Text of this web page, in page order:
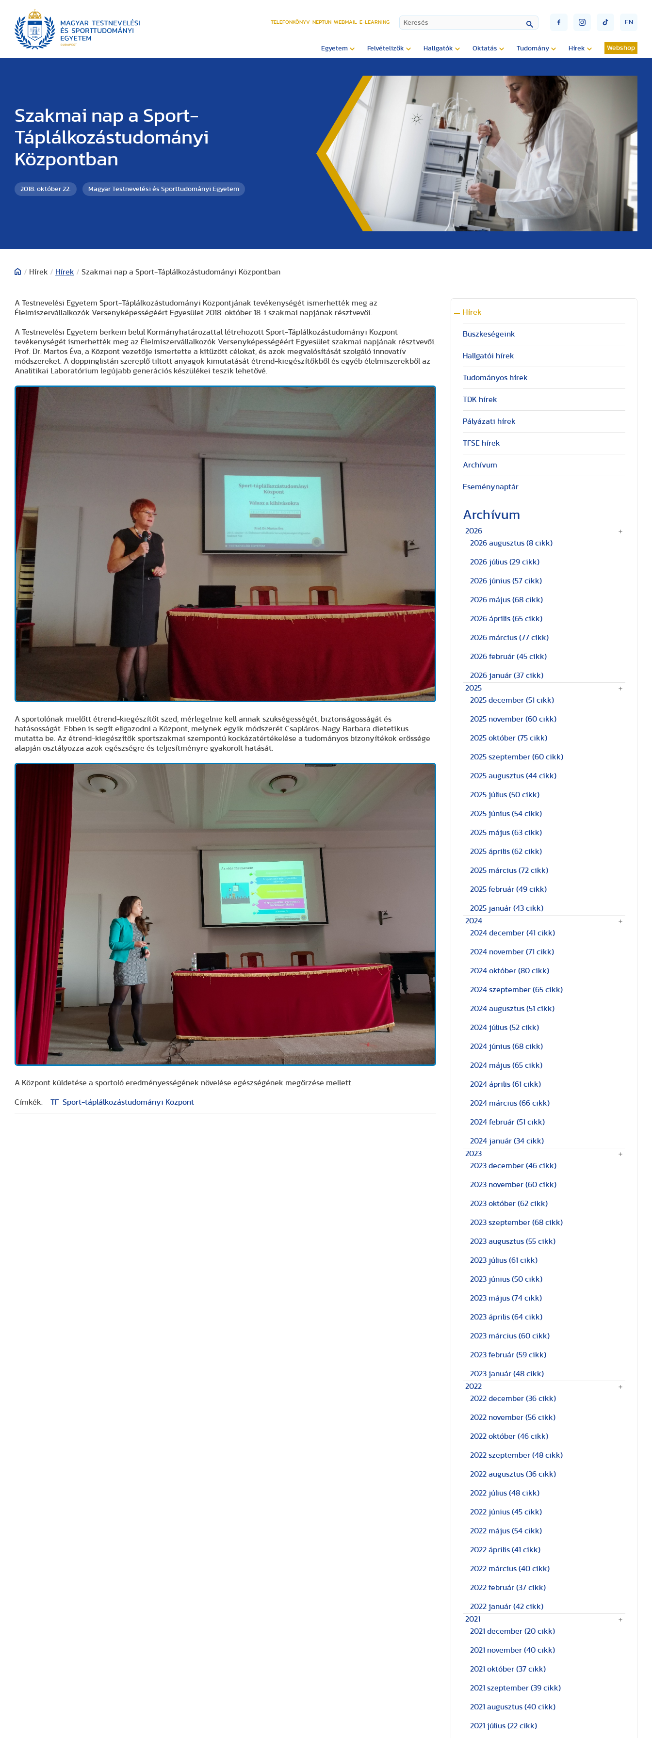
TELEFONKÖNYV NEPTUN WEBMAIL E-LEARNING EN
Egyetem Felvételizők Hallgatók Oktatás Tudomány Hírek Webshop
Szakmai nap a Sport-
Táplálkozástudományi
Központban
2018. október 22. Magyar Testnevelési és Sporttudományi Egyetem
/ Hírek / Hírek / Szakmai nap a Sport-Táplálkozástudományi Központban
A Testnevelési Egyetem Sport-Táplálkozástudományi Központjának tevékenységét ismerhették meg az
Élelmiszervállalkozók Versenyképességéért Egyesület 2018. október 18-i szakmai napjának résztvevői.
A Testnevelési Egyetem berkein belül Kormányhatározattal létrehozott Sport-Táplálkozástudományi Központ
tevékenységét ismerhették meg az Élelmiszervállalkozók Versenyképességéért Egyesület szakmai napjának résztvevői.
Prof. Dr. Martos Éva, a Központ vezetője ismertette a kitűzött célokat, és azok megvalósítását szolgáló innovatív
módszereket. A doppinglistán szereplő tiltott anyagok kimutatását étrend-kiegészítőkből és egyéb élelmiszerekből az
Analitikai Laboratórium legújabb generációs készülékei teszik lehetővé.
A sportolónak mielőtt étrend-kiegészítőt szed, mérlegelnie kell annak szükségességét, biztonságosságát és
hatásosságát. Ebben is segít eligazodni a Központ, melynek egyik módszerét Csapláros-Nagy Barbara dietetikus
mutatta be. Az étrend-kiegészítők sportszakmai szempontú kockázatértékelése a tudományos bizonyítékok erőssége
alapján osztályozza azok egészségre és teljesítményre gyakorolt hatását.
A Központ küldetése a sportoló eredményességének növelése egészségének megőrzése mellett.
Címkék: TF Sport-táplálkozástudományi Központ
Hírek
Büszkeségeink
Hallgatói hírek
Tudományos hírek
TDK hírek
Pályázati hírek
TFSE hírek
Archívum
Eseménynaptár
Archívum
2026
2026 augusztus (8 cikk)
2026 július (29 cikk)
2026 június (57 cikk)
2026 május (68 cikk)
2026 április (65 cikk)
2026 március (77 cikk)
2026 február (45 cikk)
2026 január (37 cikk)
2025
2025 december (51 cikk)
2025 november (60 cikk)
2025 október (75 cikk)
2025 szeptember (60 cikk)
2025 augusztus (44 cikk)
2025 július (50 cikk)
2025 június (54 cikk)
2025 május (63 cikk)
2025 április (62 cikk)
2025 március (72 cikk)
2025 február (49 cikk)
2025 január (43 cikk)
2024
2024 december (41 cikk)
2024 november (71 cikk)
2024 október (80 cikk)
2024 szeptember (65 cikk)
2024 augusztus (51 cikk)
2024 július (52 cikk)
2024 június (68 cikk)
2024 május (65 cikk)
2024 április (61 cikk)
2024 március (66 cikk)
2024 február (51 cikk)
2024 január (34 cikk)
2023
2023 december (46 cikk)
2023 november (60 cikk)
2023 október (62 cikk)
2023 szeptember (68 cikk)
2023 augusztus (55 cikk)
2023 július (61 cikk)
2023 június (50 cikk)
2023 május (74 cikk)
2023 április (64 cikk)
2023 március (60 cikk)
2023 február (59 cikk)
2023 január (48 cikk)
2022
2022 december (36 cikk)
2022 november (56 cikk)
2022 október (46 cikk)
2022 szeptember (48 cikk)
2022 augusztus (36 cikk)
2022 július (48 cikk)
2022 június (45 cikk)
2022 május (54 cikk)
2022 április (41 cikk)
2022 március (40 cikk)
2022 február (37 cikk)
2022 január (42 cikk)
2021
2021 december (20 cikk)
2021 november (40 cikk)
2021 október (37 cikk)
2021 szeptember (39 cikk)
2021 augusztus (40 cikk)
2021 július (22 cikk)